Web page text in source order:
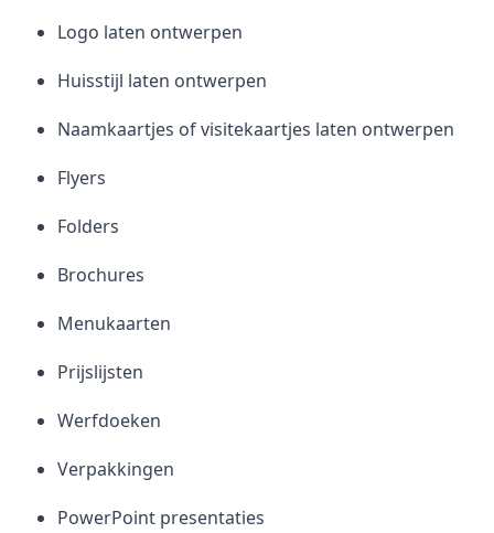
Logo laten ontwerpen
Huisstijl laten ontwerpen
Naamkaartjes of visitekaartjes laten ontwerpen
Flyers
Folders
Brochures
Menukaarten
Prijslijsten
Werfdoeken
Verpakkingen
PowerPoint presentaties